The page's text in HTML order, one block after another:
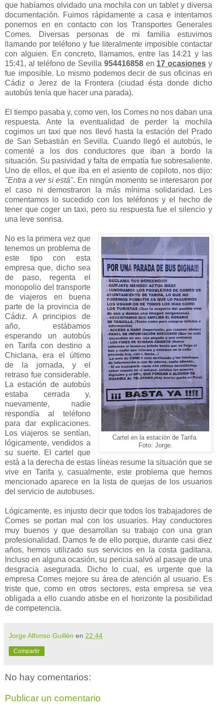
que habíamos olvidado una mochila con un tablet y diversa
documentación. Fuimos rápidamente a casa e intentamos
ponernos en en contacto con los Transportes Generales
Comes. Diversas personas de mi familia estuvimos
llamando por teléfono y fue literalmente imposible contactar
con alguien. En concreto, llamamos, entre las 14:21 y las
15:41, al teléfono de Sevilla 954416858en 17 ocasiones y
fue imposible. Lo mismo podemos decir de sus oficinas en
Cádiz o Jerez de la Frontera (ciudad ésta donde dicho
autobús tenía que hacer una parada).
El tiempo pasaba y, como ven, los Comes no nos daban una
respuesta. Ante la eventualidad de perder la mochila
cogimos un taxi que nos llevó hasta la estación del Prado
de San Sebastián en Sevilla. Cuando llegó el autobús, le
comenté a los dos conductores que iban a bordo la
situación. Su pasividad y falta de empatía fue sobresaliente.
Uno de ellos, el que iba en el asiento de copiloto, nos dijo:
"Entra a ver si está". En ningún momento se interesaron por
el caso ni demostraron la más mínima solidaridad. Les
comentamos lo sucedido con los teléfonos y el hecho de
tener que coger un taxi, pero su respuesta fue el silencio y
una leve sonrisa.
Cartel en la estación de Tarifa.
Foto: Jorge.
No es la primera vez que
tenemos un problema de
este tipo con esta
empresa que, dicho sea
de paso, regenta el
monopolio del transporte
de viajeros en buena
parte de la provincia de
Cádiz. A principios de
año, estábamos
esperando un autobús
en Tarifa con destino a
Chiclana, era el último
de la jornada, y el
retraso fue considerable.
La estación de autobús
estaba cerrada y,
nuevamente, nadie
respondía al teléfono
para dar explicaciones.
Los viajeros se sentían,
lógicamente, vendidos a
su suerte. El cartel que
está a la derecha de estas líneas resume la situación que se
vive en Tarifa y, casualmente, este problema que hemos
mencionado aparece en la lista de quejas de los usuarios
del servicio de autobuses.
Lógicamente, es injusto decir que todos los trabajadores de
Comes se portan mal con los usuarios. Hay conductores
muy buenos y que desarrollan su trabajo con una gran
profesionalidad. Damos fe de ello porque, durante casi diez
años, hemos utilizado sus servicios en la costa gaditana.
Incluso en alguna ocasión, su pericia salvó al pasaje de una
desgracia asegurada. Dicho lo cual, es urgente que la
empresa Comes mejore su área de atención al usuario. Es
triste que, como en otros sectores, esta empresa se vea
obligada a ello cuando atisbe en el horizonte la posibilidad
de competencia.
Jorge Alfonso Guillén en 22:44
Compartir
No hay comentarios:
Publicar un comentario